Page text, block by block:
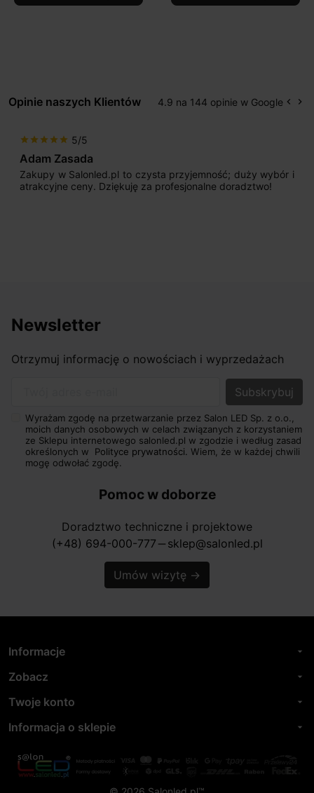
Opinie naszych Klientów 4.9 na 144 opinie w Google keyboard_arrow_left keyboard_arrow_right
star star star star star 5/5
Adam Zasada
Zakupy w Salonled.pl to czysta przyjemność; duży wybór i
atrakcyjne ceny. Dziękuję za profesjonalne doradztwo!
Newsletter
Otrzymuj informację o nowościach i wyprzedażach
Wyrażam zgodę na przetwarzanie przez Salon LED Sp. z o.o.,
moich danych osobowych w celach związanych z korzystaniem
ze Sklepu internetowego salonled.pl w zgodzie i według zasad
określonych w Polityce prywatności. Wiem, że w każdej chwili
mogę odwołać zgodę.
Pomoc w doborze
Doradztwo techniczne i projektowe
(+48) 694-000-777 horizontal_rule sklep@salonled.pl
Umów wizytę →
Informacje arrow_drop_down
Zobacz arrow_drop_down
Twoje konto arrow_drop_down
Informacja o sklepie arrow_drop_down